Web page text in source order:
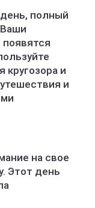
полный
и
и
на свое
Этот день